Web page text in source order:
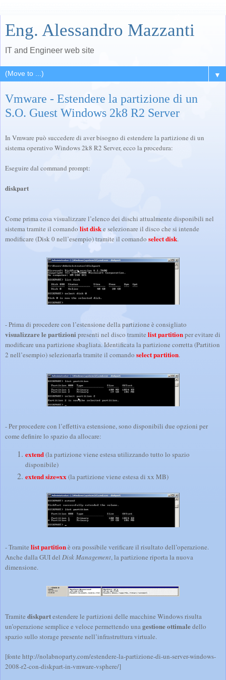
Eng. Alessandro Mazzanti
IT and Engineer web site
▼
Vmware - Estendere la partizione di un
S.O. Guest Windows 2k8 R2 Server
In Vmware può succedere di aver bisogno di estendere la partizione di un
sistema operativo Windows 2k8 R2 Server, ecco la procedura:
Eseguire dal command prompt:
diskpart
Come prima cosa visualizzare l’elenco dei dischi attualmente disponibili nel
sistema tramite il comando list diske selezionare il disco che si intende
modificare (Disk 0 nell’esempio) tramite il comando select disk.
- Prima di procedere con l’estensione della partizione è consigliato
visualizzare le partizioni presenti nel disco tramite list partitionper evitare di
modificare una partizione sbagliata. Identificata la partizione corretta (Partition
2 nell’esempio) selezionarla tramite il comando select partition.
- Per procedere con l’effettiva estensione, sono disponibili due opzioni per
come definire lo spazio da allocare:
extend(la partizione viene estesa utilizzando tutto lo spazio
disponibile)
extend size=xx (la partizione viene estesa di xx MB)
- Tramite list partitionè ora possibile verificare il risultato dell’operazione.
Anche dalla GUI del Disk Management, la partizione riporta la nuova
dimensione.
Tramite diskpartestendere le partizioni delle macchine Windows risulta
un’operazione semplice e veloce permettendo unagestione ottimaledello
spazio sullo storage presente nell’infrastruttura virtuale.
[fonte http://nolabnoparty.com/estendere-la-partizione-di-un-server-windows-
2008-r2-con-diskpart-in-vmware-vsphere/]